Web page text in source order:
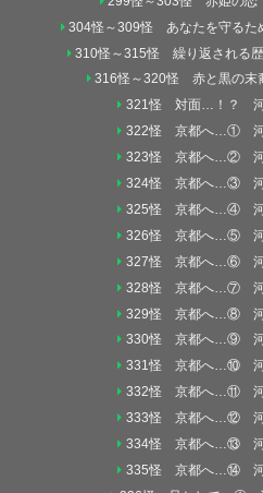
304怪～309怪 あなたを守るた
310怪～315怪 繰り返される
316怪～320怪 赤と黒の末
321怪 対面…！？ 河
322怪 京都へ…① 河
323怪 京都へ…② 河
324怪 京都へ…③ 河
325怪 京都へ…④ 河
326怪 京都へ…⑤ 河
327怪 京都へ…⑥ 河
328怪 京都へ…⑦ 河
329怪 京都へ…⑧ 河
330怪 京都へ…⑨ 河
331怪 京都へ…⑩ 河
332怪 京都へ…⑪ 河
333怪 京都へ…⑫ 河
334怪 京都へ…⑬ 河
335怪 京都へ…⑭ 河